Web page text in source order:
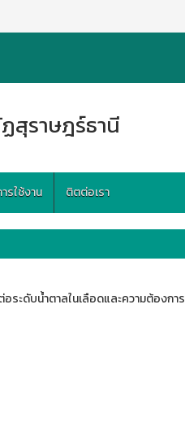
สุราษฎร์ธานี
รใช้งาน ติตต่อเรา
ะดับน้ำตาลในเลือดและความต้องการ